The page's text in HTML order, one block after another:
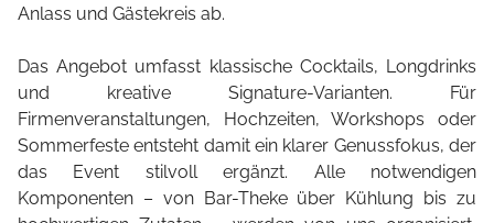
Anlass und Gästekreis ab.
Das Angebot umfasst klassische Cocktails, Longdrinks
und kreative Signature-Varianten. Für
Firmenveranstaltungen, Hochzeiten, Workshops oder
Sommerfeste entsteht damit ein klarer Genussfokus, der
das Event stilvoll ergänzt. Alle notwendigen
Komponenten – von Bar-Theke über Kühlung bis zu